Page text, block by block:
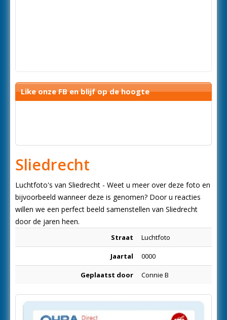
Like onze FB en blijf op de hoogte
Sliedrecht
Luchtfoto's van Sliedrecht - Weet u meer over deze foto en
bijvoorbeeld wanneer deze is genomen? Door u reacties
willen we een perfect beeld samenstellen van Sliedrecht
door de jaren heen.
Straat Luchtfoto
Jaartal 0000
Geplaatst door Connie B